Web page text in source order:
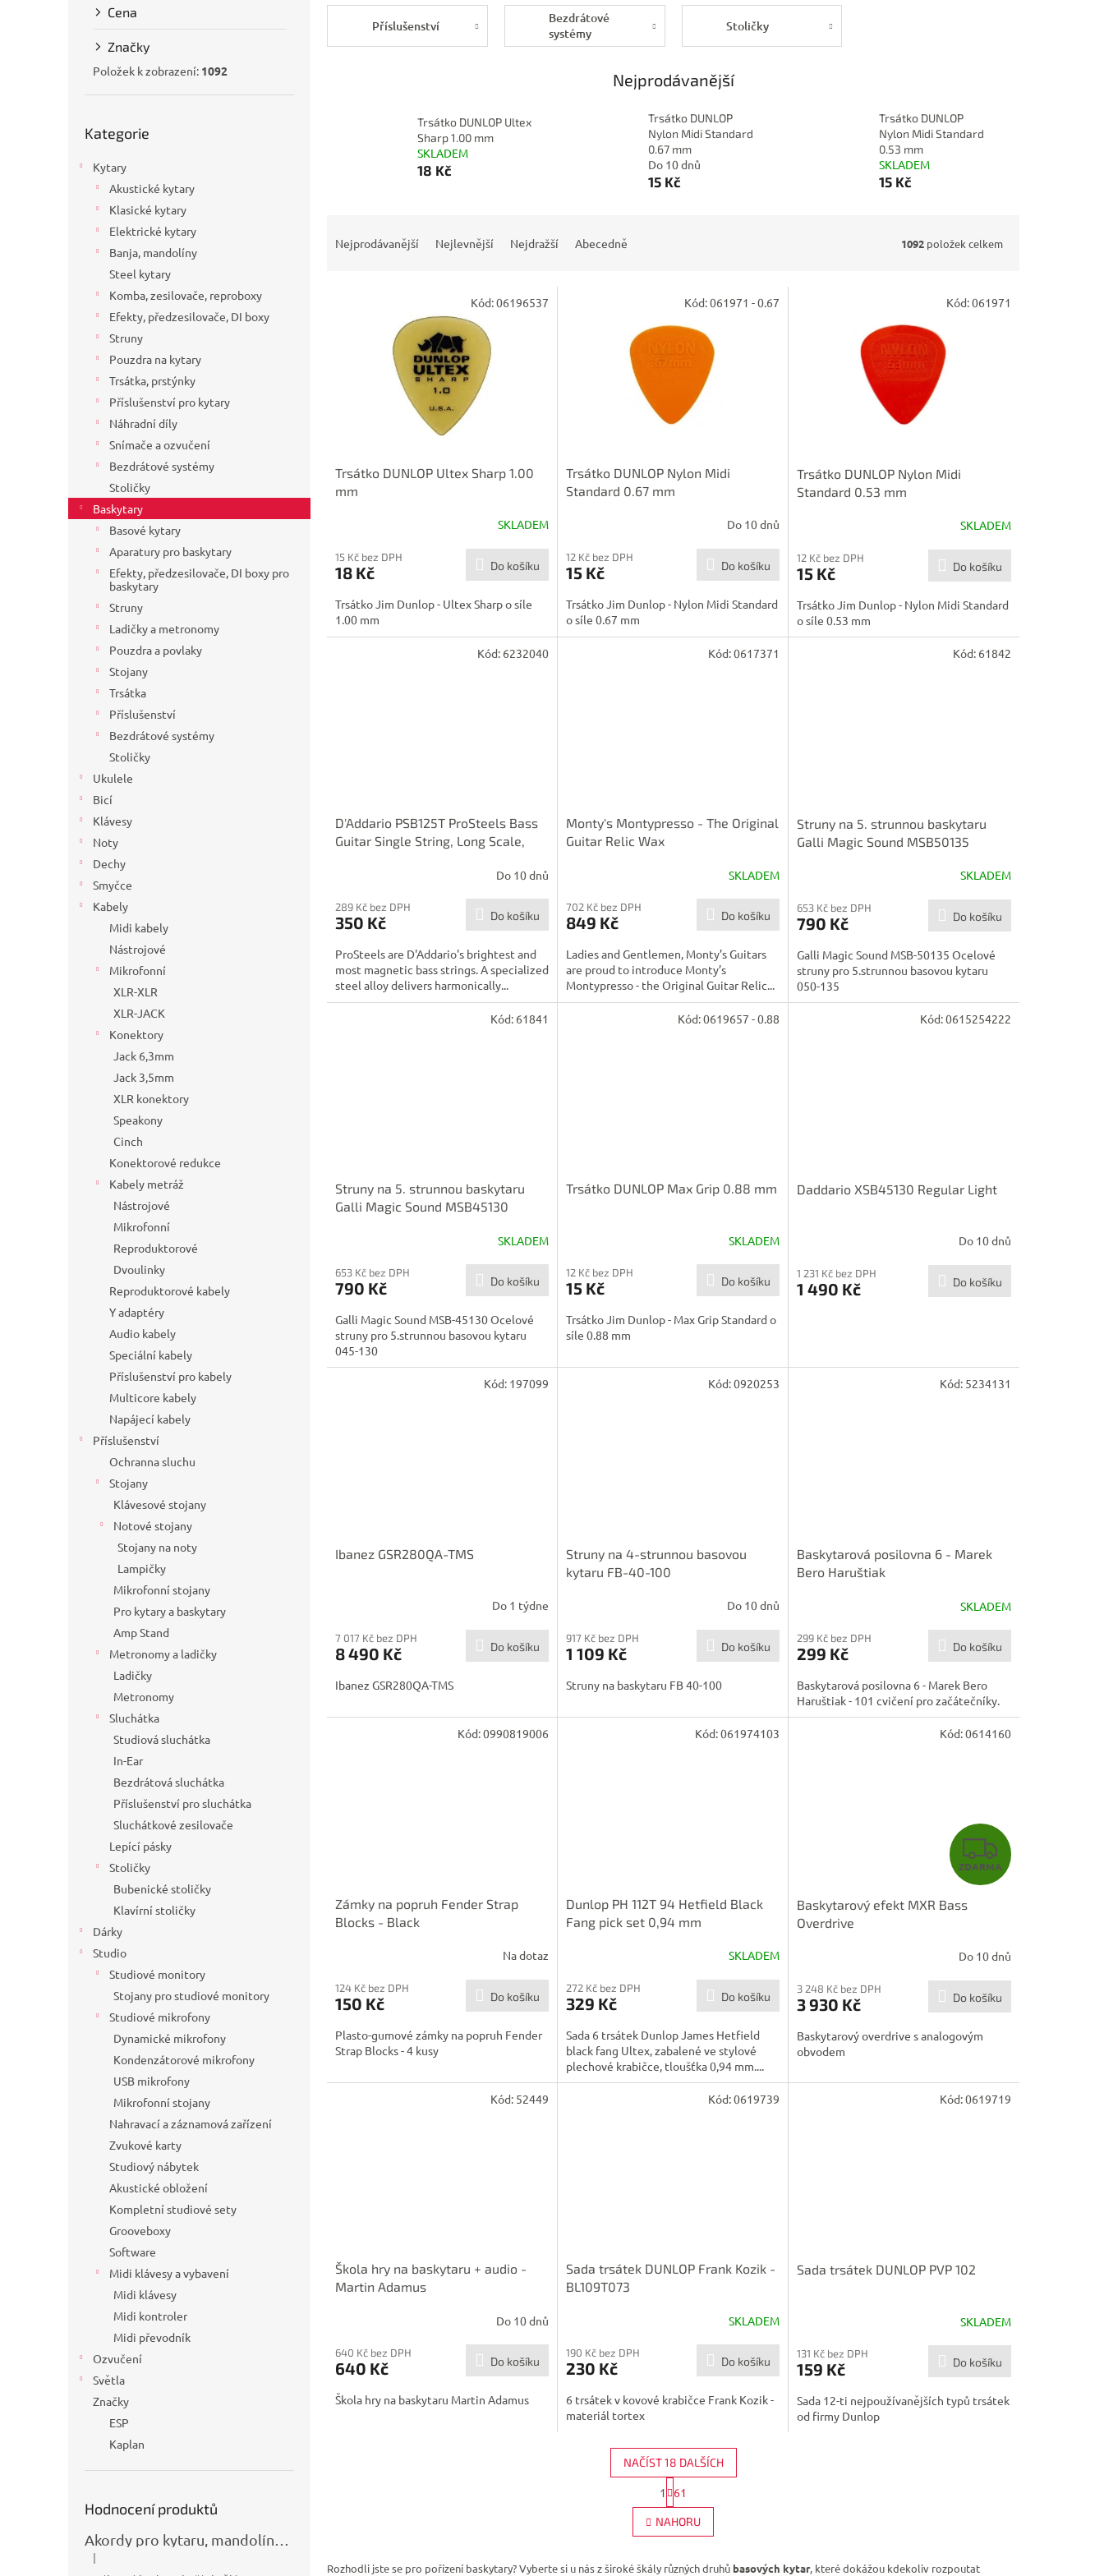
Cena
Značky
Položek k zobrazení: 1092
kategorie
Kategorie
Kytary
Akustické kytary
Klasické kytary
Elektrické kytary
Banja, mandolíny
Steel kytary
Komba, zesilovače, reproboxy
Efekty, předzesilovače, DI boxy
Struny
Pouzdra na kytary
Trsátka, prstýnky
Příslušenství pro kytary
Náhradní díly
Snímače a ozvučení
Bezdrátové systémy
Stoličky
Baskytary
Basové kytary
Aparatury pro baskytary
Efekty, předzesilovače, DI boxy pro
baskytary
Struny
Ladičky a metronomy
Pouzdra a povlaky
Stojany
Trsátka
Příslušenství
Bezdrátové systémy
Stoličky
Ukulele
Bicí
Klávesy
Noty
Dechy
Smyčce
Kabely
Midi kabely
Nástrojové
Mikrofonní
XLR-XLR
XLR-JACK
Konektory
Jack 6,3mm
Jack 3,5mm
XLR konektory
Speakony
Cinch
Konektorové redukce
Kabely metráž
Nástrojové
Mikrofonní
Reproduktorové
Dvoulinky
Reproduktorové kabely
Y adaptéry
Audio kabely
Speciální kabely
Příslušenství pro kabely
Multicore kabely
Napájecí kabely
Příslušenství
Ochranna sluchu
Stojany
Klávesové stojany
Notové stojany
Stojany na noty
Lampičky
Mikrofonní stojany
Pro kytary a baskytary
Amp Stand
Metronomy a ladičky
Ladičky
Metronomy
Sluchátka
Studiová sluchátka
In-Ear
Bezdrátová sluchátka
Příslušenství pro sluchátka
Sluchátkové zesilovače
Lepící pásky
Stoličky
Bubenické stoličky
Klavírní stoličky
Dárky
Studio
Studiové monitory
Stojany pro studiové monitory
Studiové mikrofony
Dynamické mikrofony
Kondenzátorové mikrofony
USB mikrofony
Mikrofonní stojany
Nahravací a záznamová zařízení
Zvukové karty
Studiový nábytek
Akustické obložení
Kompletní studiové sety
Grooveboxy
Software
Midi klávesy a vybavení
Midi klávesy
Midi kontroler
Midi převodník
Ozvučení
Světla
Značky
ESP
Kaplan
Hodnocení produktů
Hodnocení produktu je 5 z 5 hvězdiček.
|
Příslušenství
Bezdrátové
systémy
Stoličky
Nejprodávanější
Trsátko DUNLOP Ultex
Sharp 1.00 mm
SKLADEM
18 Kč
Trsátko DUNLOP
Nylon Midi Standard
0.67 mm
Do 10 dnů
15 Kč
Trsátko DUNLOP
Nylon Midi Standard
0.53 mm
SKLADEM
15 Kč
Nejprodávanější Nejlevnější Nejdražší Abecedně 1092 položek celkem
Trsátko DUNLOP Ultex Sharp 1.00
mm
SKLADEM
15 Kč bez DPH
18 Kč Do košíku
Trsátko Jim Dunlop - Ultex Sharp o síle
1.00 mm
Kód:06196537
Trsátko DUNLOP Nylon Midi
Standard 0.67 mm
Do 10 dnů
12 Kč bez DPH
15 Kč Do košíku
Trsátko Jim Dunlop - Nylon Midi Standard
o síle 0.67 mm
Kód:061971 - 0.67
Trsátko DUNLOP Nylon Midi
Standard 0.53 mm
produktu
je
z
5
hvězdiček.
SKLADEM
12 Kč bez DPH
15 Kč Do košíku
Trsátko Jim Dunlop - Nylon Midi Standard
o síle 0.53 mm
Kód:061971
D'Addario PSB125T ProSteels Bass
Guitar Single String, Long Scale,
Do 10 dnů
289 Kč bez DPH
350 Kč Do košíku
ProSteels are D'Addario's brightest and
most magnetic bass strings. A specialized
steel alloy delivers harmonically...
Kód: 6232040
Monty's Montypresso - The Original
Guitar Relic Wax
SKLADEM
702 Kč bez DPH
849 Kč Do košíku
Ladies and Gentlemen, Monty’s Guitars
are proud to introduce Monty’s
Montypresso - the Original Guitar Relic...
Kód:0617371
Struny na 5. strunnou baskytaru
Galli Magic Sound MSB50135
SKLADEM
653 Kč bez DPH
790 Kč Do košíku
Galli Magic Sound MSB-50135 Ocelové
struny pro 5.strunnou basovou kytaru
050-135
Kód: 61842
Struny na 5. strunnou baskytaru
Galli Magic Sound MSB45130
SKLADEM
653 Kč bez DPH
790 Kč Do košíku
Galli Magic Sound MSB-45130 Ocelové
struny pro 5.strunnou basovou kytaru
045-130
Kód: 61841
Trsátko DUNLOP Max Grip 0.88 mm
SKLADEM
12 Kč bez DPH
15 Kč Do košíku
Trsátko Jim Dunlop - Max Grip Standard o
síle 0.88 mm
Kód:0619657 - 0.88
Daddario XSB45130 Regular Light
Do 10 dnů
1 231 Kč bez DPH
1 490 Kč Do košíku
Kód:0615254222
Ibanez GSR280QA-TMS
Do 1 týdne
7 017 Kč bez DPH
8 490 Kč Do košíku
Ibanez GSR280QA-TMS
Kód: 197099
Struny na 4-strunnou basovou
kytaru FB-40-100
Do 10 dnů
917 Kč bez DPH
1 109 Kč Do košíku
Struny na baskytaru FB 40-100
Kód:0920253
Baskytarová posilovna 6 - Marek
Bero Haruštiak
SKLADEM
299 Kč bez DPH
299 Kč Do košíku
Baskytarová posilovna 6 - Marek Bero
Haruštiak - 101 cvičení pro začátečníky.
Kód: 5234131
Zámky na popruh Fender Strap
Blocks - Black
Na dotaz
124 Kč bez DPH
150 Kč Do košíku
Plasto-gumové zámky na popruh Fender
Strap Blocks - 4 kusy
Kód:0990819006
Dunlop PH 112T 94 Hetfield Black
Fang pick set 0,94 mm
SKLADEM
272 Kč bez DPH
329 Kč Do košíku
Sada 6 trsátek Dunlop James Hetfield
black fang Ultex, zabalené ve stylové
plechové krabičce, tloušťka 0,94 mm....
Kód:061974103
Z
D
R
M
A
ZDARMA
Baskytarový efekt MXR Bass
Overdrive
Do 10 dnů
3 248 Kč bez DPH
3 930 Kč Do košíku
Baskytarový overdrive s analogovým
obvodem
Kód:0614160
Škola hry na baskytaru + audio -
Martin Adamus
Do 10 dnů
640 Kč bez DPH
640 Kč Do košíku
Škola hry na baskytaru Martin Adamus
Kód: 52449
Sada trsátek DUNLOP Frank Kozik -
BL109T073
SKLADEM
190 Kč bez DPH
230 Kč Do košíku
6 trsátek v kovové krabičce Frank Kozik -
materiál tortex
Kód:0619739
Sada trsátek DUNLOP PVP 102
produktu
je
z
5
SKLADEM
131 Kč bez DPH
159 Kč Do košíku
Sada 12-ti nejpoužívanějších typů trsátek
od firmy Dunlop
Kód:0619719
O
v
l
NAČÍST 18 DALŠÍCH
S
t
r
á
n
o
1 61
NAHORU
Rozhodli jste se pro pořízení baskytary? Vyberte si u nás z široké škály různých druhů basových kytar, které dokážou kdekoliv rozpoutat